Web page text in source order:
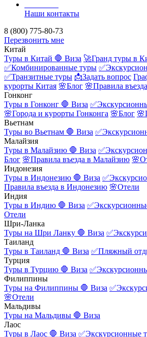
Наши контакты
8 (800) 775-80-73
Перезвонить мне
Китай
Туры в Китай 🛑 Виза 🚀Гранд туры в
✅Комбинированные туры
✅Транзитные туры 📩Задать вопрос
курорты Китая 🌸Блог 🌸Правила
Гонконг
Туры в Гонконг 🛑 Виза
🌸Города и курорты Гонконга 🌸Блог
Вьетнам
Туры во Вьетнам 🛑 Виза
Малайзия
Туры в Малайзию 🛑 Виза
Блог 🌸Правила въезда в Малайзию
Индонезия
Туры в Индонезию 🛑 Виза
Правила въезда в Индонезию 🌸Отели
Индия
Туры в Индию 🛑 Виза
Отели
Шри-Ланка
Туры на Шри Ланку 🛑 Виза
Таиланд
Туры в Таиланд 🛑 Виза ✅Пляжный
Турция
Туры в Турцию 🛑 Виза
Филиппины
Туры на Филиппины 🛑 Виза
🌸Отели
Мальдивы
Туры на Мальдивы 🛑 Виза
Лаос
Туры в Лаос 🛑 Виза ✅Экскурсионные